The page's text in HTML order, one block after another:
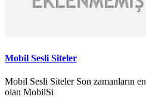
Mobil Sesli Siteler
Mobil Sesli Siteler Son zamanların
olan MobilSi